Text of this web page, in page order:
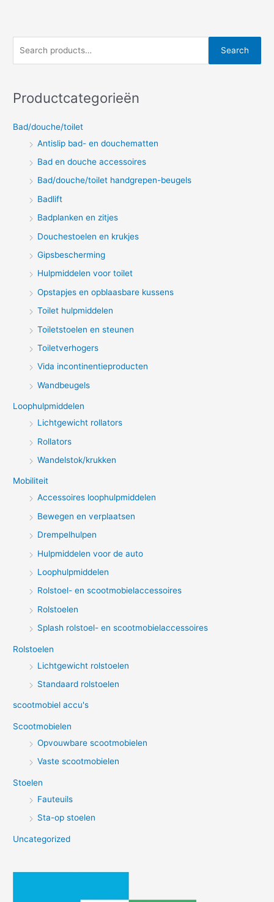
r
h
Search
Productcategorieën
Bad/douche/toilet
Antislip bad- en douchematten
Bad en douche accessoires
Bad/douche/toilet handgrepen-beugels
Badlift
Badplanken en zitjes
Douchestoelen en krukjes
Gipsbescherming
Hulpmiddelen voor toilet
Opstapjes en opblaasbare kussens
Toilet hulpmiddelen
Toiletstoelen en steunen
Toiletverhogers
Vida incontinentieproducten
Wandbeugels
Loophulpmiddelen
Lichtgewicht rollators
Rollators
Wandelstok/krukken
Mobiliteit
Accessoires loophulpmiddelen
Bewegen en verplaatsen
Drempelhulpen
Hulpmiddelen voor de auto
Loophulpmiddelen
Rolstoel- en scootmobielaccessoires
Rolstoelen
Splash rolstoel- en scootmobielaccessoires
Rolstoelen
Lichtgewicht rolstoelen
Standaard rolstoelen
scootmobiel accu's
Scootmobielen
Opvouwbare scootmobielen
Vaste scootmobielen
Stoelen
Fauteuils
Sta-op stoelen
Uncategorized